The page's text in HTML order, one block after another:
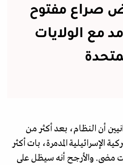
صراع مفتوح
مع الولايات
أن النظام، بعد أكثر من
الإسرائيلية المدمرة، بات أكثر
مضى. والأرجح أنه سيظل على